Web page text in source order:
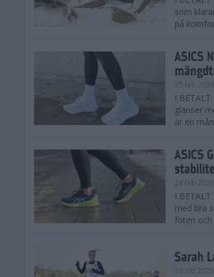
som
på
ASICS
25 feb 2026
I
glänser
är en
ASICS
24 feb 2026
I
med bra
foten och
Sarah
20 okt 2025